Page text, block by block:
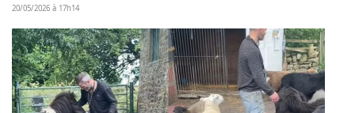
20/05/2026 à 17h14